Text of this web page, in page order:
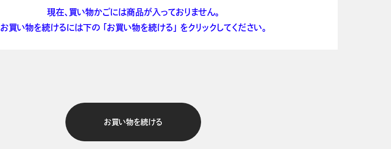
現在、買い物かごには商品が入っておりません。
お買い物を続けるには下の 「お買い物を続ける」 をクリックしてください。
お買い物を続ける